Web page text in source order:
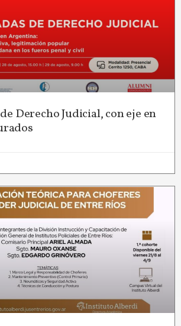
Derecho Judicial, con eje en